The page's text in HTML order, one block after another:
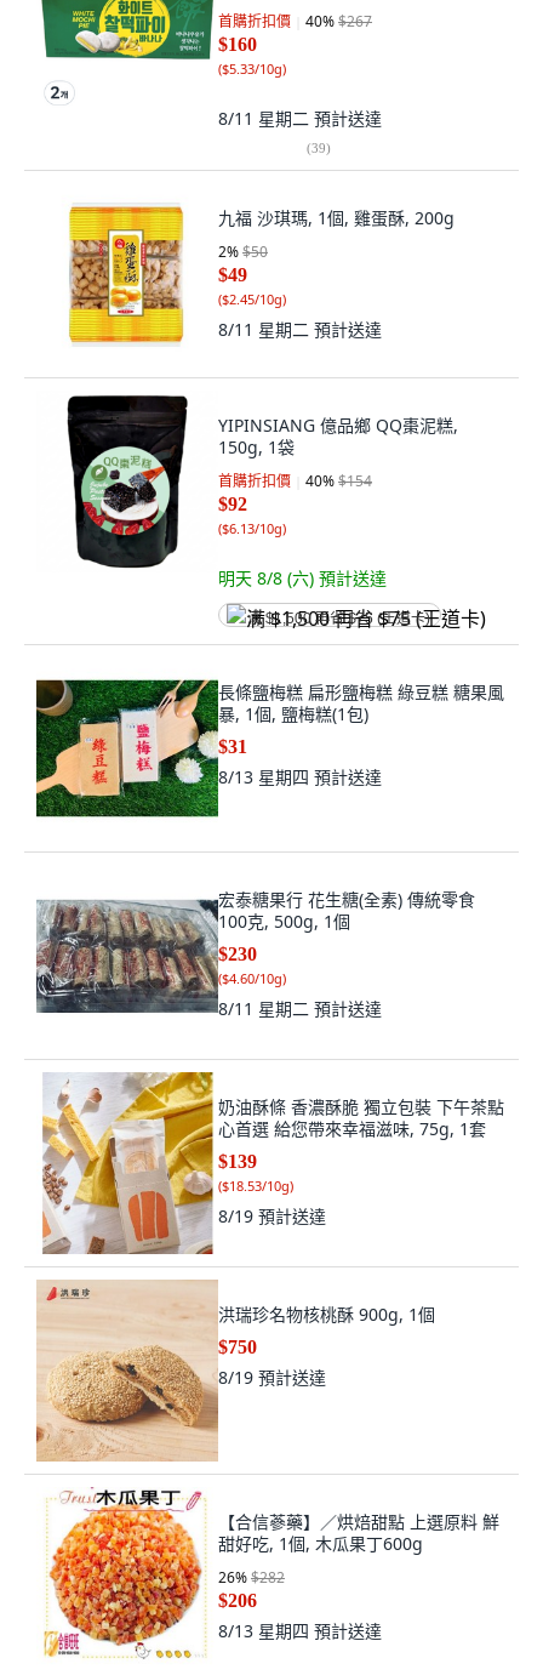
首購折扣價 40%$267
$160
($5.33/10g)
8/11 星期二 預計送達
(39)
九福 沙琪瑪, 1個, 雞蛋酥, 200g
2%$50
$49
($2.45/10g)
8/11 星期二 預計送達
YIPINSIANG 億品鄉 QQ棗泥糕,
150g, 1袋
首購折扣價 40%$154
$92
($6.13/10g)
明天 8/8 (六) 預計送達
满 $1,500 再省 $75 (王道卡)
長條鹽梅糕 扁形鹽梅糕 綠豆糕 糖果風
暴, 1個, 鹽梅糕(1包)
$31
8/13 星期四 預計送達
宏泰糖果行 花生糖(全素) 傳統零食
100克, 500g, 1個
$230
($4.60/10g)
8/11 星期二 預計送達
奶油酥條 香濃酥脆 獨立包裝 下午茶點
心首選 給您帶來幸福滋味, 75g, 1套
$139
($18.53/10g)
8/19 預計送達
洪瑞珍名物核桃酥 900g, 1個
$750
8/19 預計送達
【合信蔘藥】／烘焙甜點 上選原料 鮮
甜好吃, 1個, 木瓜果丁600g
26%$282
$206
8/13 星期四 預計送達